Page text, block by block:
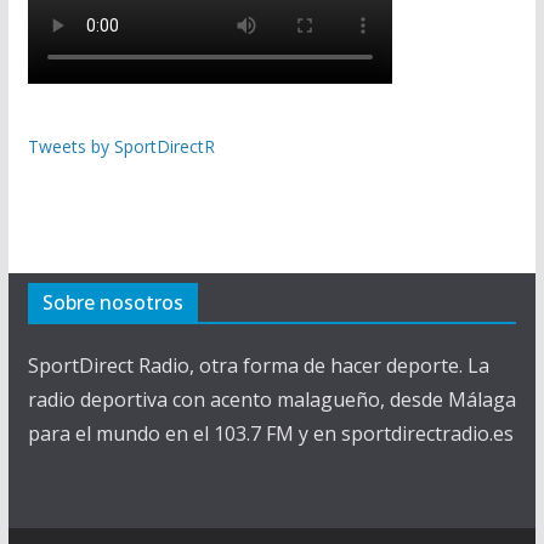
Tweets by SportDirectR
Sobre nosotros
SportDirect Radio, otra forma de hacer deporte. La
radio deportiva con acento malagueño, desde Málaga
para el mundo en el 103.7 FM y en sportdirectradio.es